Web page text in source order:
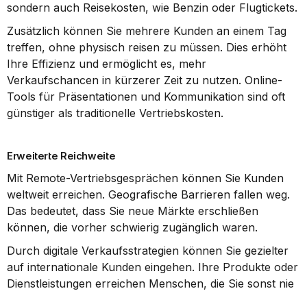
sondern auch Reisekosten, wie Benzin oder Flugtickets.
Zusätzlich können Sie mehrere Kunden an einem Tag
treffen, ohne physisch reisen zu müssen. Dies erhöht
Ihre Effizienz und ermöglicht es, mehr
Verkaufschancen in kürzerer Zeit zu nutzen. Online-
Tools für Präsentationen und Kommunikation sind oft
günstiger als traditionelle Vertriebskosten.
Erweiterte Reichweite
Mit Remote-Vertriebsgesprächen können Sie Kunden
weltweit erreichen. Geografische Barrieren fallen weg.
Das bedeutet, dass Sie neue Märkte erschließen
können, die vorher schwierig zugänglich waren.
Durch digitale Verkaufsstrategien können Sie gezielter
auf internationale Kunden eingehen. Ihre Produkte oder
Dienstleistungen erreichen Menschen, die Sie sonst nie